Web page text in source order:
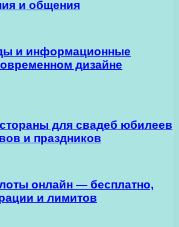
и общения
и информационные
дизайне
для свадеб юбилеев
и праздников
онлайн — бесплатно,
и лимитов